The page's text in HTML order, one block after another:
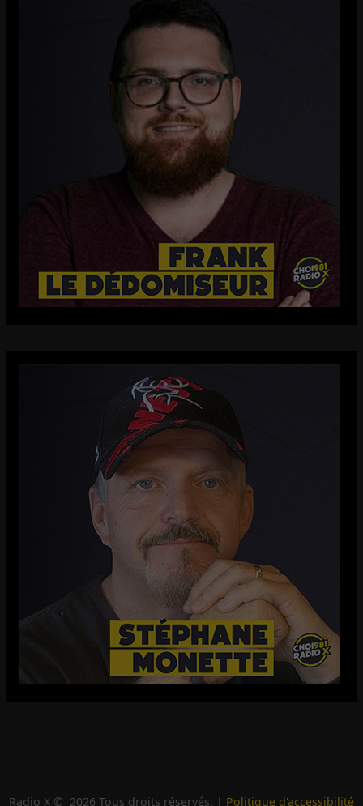
Radio X © 2026 Tous droits réservés. | Politique d'accessibilité